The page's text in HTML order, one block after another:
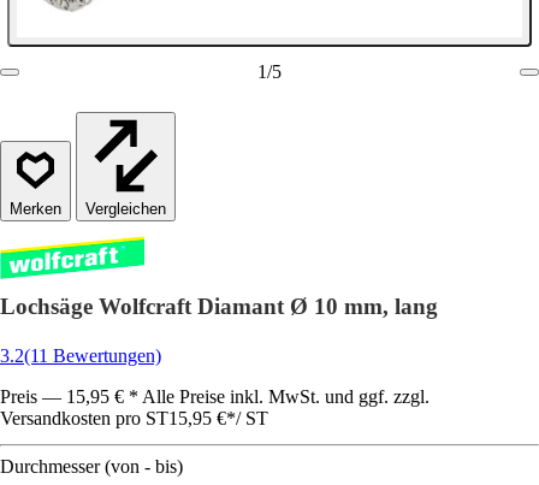
1/5
Vergleichen
Lochsäge Wolfcraft Diamant Ø 10 mm, lang
3.2(11 Bewertungen)
Preis — 15,95 € * Alle Preise inkl. MwSt. und ggf. zzgl.
Versandkosten pro ST15,95 €*/ ST
Durchmesser (von - bis)